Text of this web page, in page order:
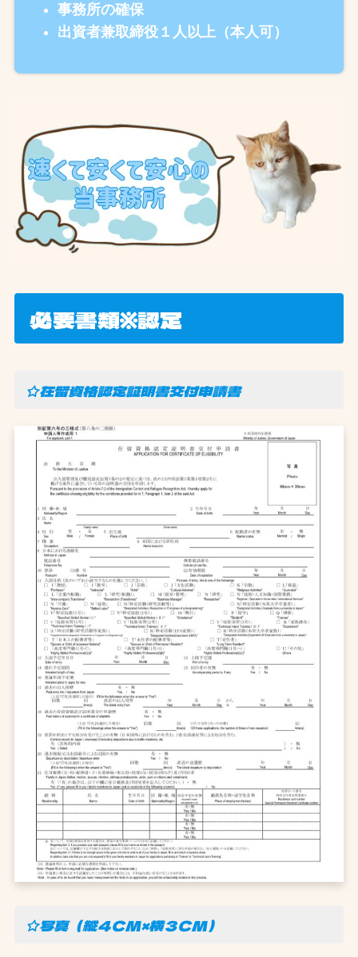
事務所の確保
出資者兼取締役１人以上（本人可）
必要書類※認定
☆在留資格認定証明書交付申請書
☆写真（縦４CM×横３CM）